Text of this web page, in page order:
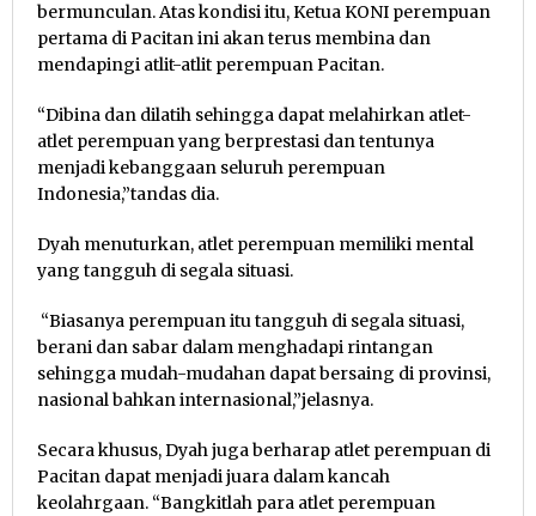
bermunculan. Atas kondisi itu, Ketua KONI perempuan
pertama di Pacitan ini akan terus membina dan
mendapingi atlit-atlit perempuan Pacitan.
“Dibina dan dilatih sehingga dapat melahirkan atlet-
atlet perempuan yang berprestasi dan tentunya
menjadi kebanggaan seluruh perempuan
Indonesia,”tandas dia.
Dyah menuturkan, atlet perempuan memiliki mental
yang tangguh di segala situasi.
“Biasanya perempuan itu tangguh di segala situasi,
berani dan sabar dalam menghadapi rintangan
sehingga mudah-mudahan dapat bersaing di provinsi,
nasional bahkan internasional,”jelasnya.
Secara khusus, Dyah juga berharap atlet perempuan di
Pacitan dapat menjadi juara dalam kancah
keolahrgaan. “Bangkitlah para atlet perempuan